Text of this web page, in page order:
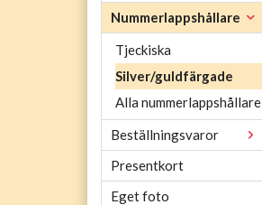
Nummerlappshållare
Tjeckiska
Silver/guldfärgade
Alla nummerlappshållare
Beställningsvaror
Presentkort
Eget foto